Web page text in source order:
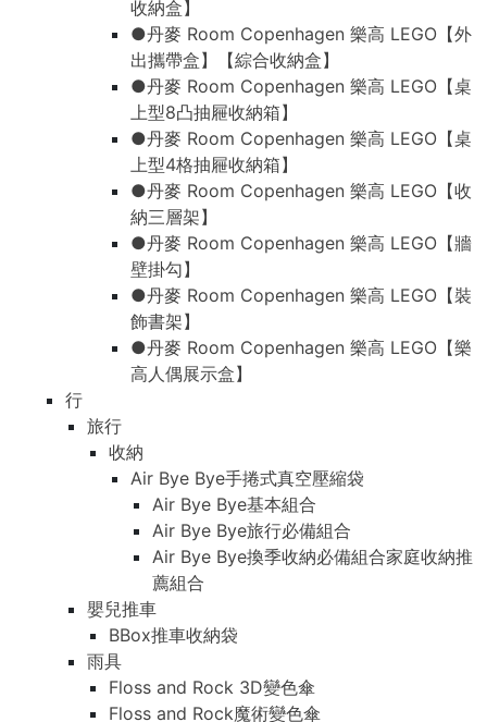
收納盒】
●丹麥 Room Copenhagen 樂高 LEGO【外
出攜帶盒】【綜合收納盒】
●丹麥 Room Copenhagen 樂高 LEGO【桌
上型8凸抽屜收納箱】
●丹麥 Room Copenhagen 樂高 LEGO【桌
上型4格抽屜收納箱】
●丹麥 Room Copenhagen 樂高 LEGO【收
納三層架】
●丹麥 Room Copenhagen 樂高 LEGO【牆
壁掛勾】
●丹麥 Room Copenhagen 樂高 LEGO【裝
飾書架】
●丹麥 Room Copenhagen 樂高 LEGO【樂
高人偶展示盒】
行
旅行
收納
Air Bye Bye手捲式真空壓縮袋
Air Bye Bye基本組合
Air Bye Bye旅行必備組合
Air Bye Bye換季收納必備組合家庭收納推
薦組合
嬰兒推車
BBox推車收納袋
雨具
Floss and Rock 3D變色傘
Floss and Rock魔術變色傘